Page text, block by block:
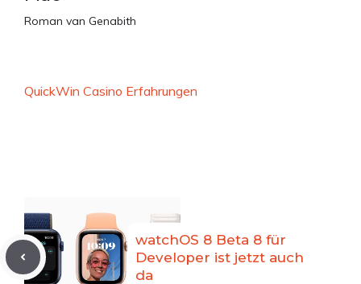
Roman van Genabith
QuickWin Casino Erfahrungen
watchOS 8 Beta 8 für
Developer ist jetzt auch
da